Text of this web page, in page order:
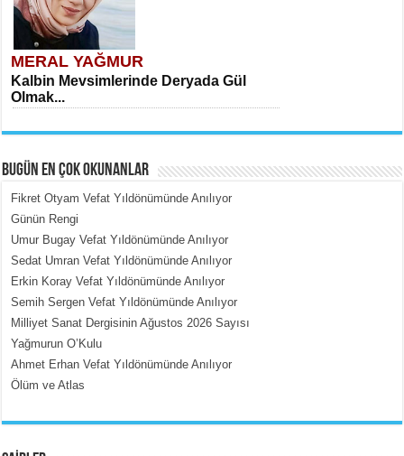
MERAL YAĞMUR
Kalbin Mevsimlerinde Deryada Gül
Olmak...
MEHMET ÇOBAN
İçerdeki Put Dışardaki Maskeler...
BUGÜN EN ÇOK OKUNANLAR
Fikret Otyam Vefat Yıldönümünde Anılıyor
Günün Rengi
Umur Bugay Vefat Yıldönümünde Anılıyor
Sedat Umran Vefat Yıldönümünde Anılıyor
Erkin Koray Vefat Yıldönümünde Anılıyor
Semih Sergen Vefat Yıldönümünde Anılıyor
Milliyet Sanat Dergisinin Ağustos 2026 Sayısı
Yağmurun O’Kulu
Ahmet Erhan Vefat Yıldönümünde Anılıyor
Ölüm ve Atlas